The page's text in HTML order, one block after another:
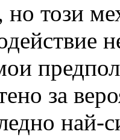
но този
за
най-